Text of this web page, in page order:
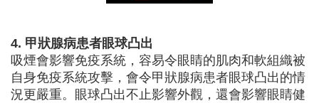
4. 甲狀腺病患者眼球凸出
吸煙會影響免疫系統，容易令眼睛的肌肉和軟組織被
自身免疫系統攻擊，會令甲狀腺病患者眼球凸出的情
況更嚴重。眼球凸出不止影響外觀，還會影響眼睛健